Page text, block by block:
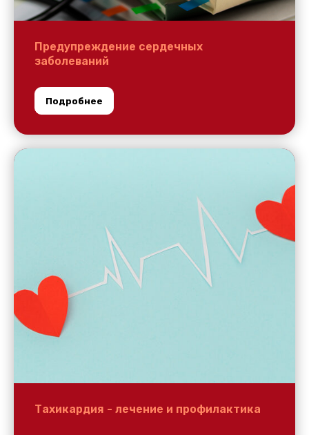
Предупреждение сердечных
заболеваний
Подробнее
Тахикардия - лечение и профилактика